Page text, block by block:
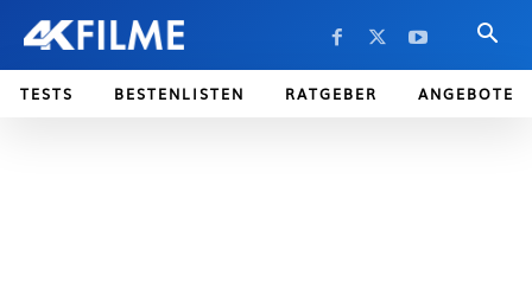
TESTS BESTENLISTEN RATGEBER ANGEBOTE